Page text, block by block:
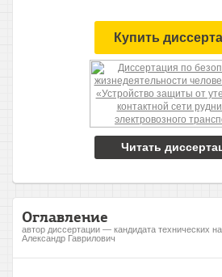
Купить
Читать
Оглавление
автор диссертации — кандидата технических
Александр Гаврилович